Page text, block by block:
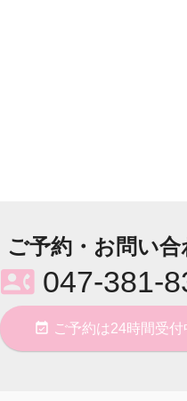
ご予約・お問い合
contact_phone047-381-
event_available ご予約は24時間受付